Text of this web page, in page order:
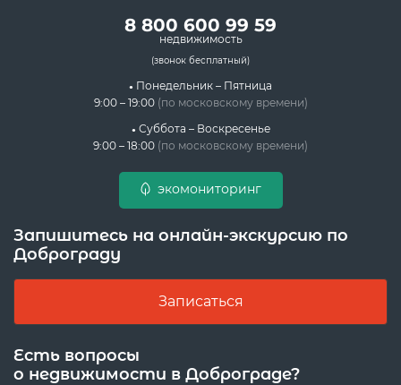
8 800 600 99 59
недвижимость
(звонок бесплатный)
Понедельник – Пятница
9:00 – 19:00 (по московскому времени)
Суббота – Воскресенье
9:00 – 18:00 (по московскому времени)
экомониторинг
Запишитесь на онлайн-экскурсию по
Доброграду
Записаться
Есть вопросы
о недвижимости в Доброграде?